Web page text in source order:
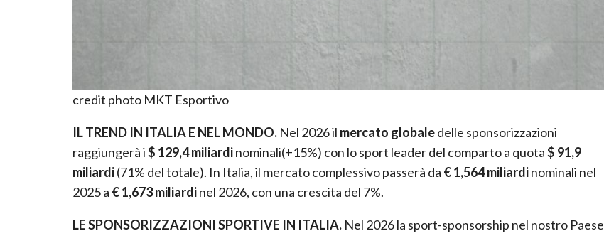
credit photo MKT Esportivo
IL TREND IN ITALIA E NEL MONDO. Nel 2026 il mercato globaledelle sponsorizzazioni
raggiungerà i$ 129,4 miliardinominali(+15%) con lo sport leader del comparto a quota$ 91,9
miliardi(71% del totale). In Italia, il mercato complessivo passerà da € 1,564 miliardinominali nel
2025 a € 1,673miliardinel 2026, con una crescita del 7%.
LE SPONSORIZZAZIONI SPORTIVE IN ITALIA. Nel 2026 la sport-sponsorship nel nostro Paese